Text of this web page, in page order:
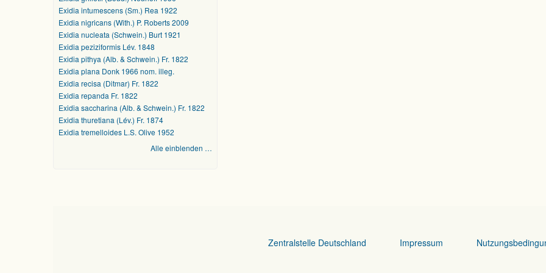
Exidia intumescens (Sm.) Rea 1922
Exidia nigricans (With.) P. Roberts 2009
Exidia nucleata (Schwein.) Burt 1921
Exidia peziziformis Lév. 1848
Exidia pithya (Alb. & Schwein.) Fr. 1822
Exidia plana Donk 1966 nom. illeg.
Exidia recisa (Ditmar) Fr. 1822
Exidia repanda Fr. 1822
Exidia saccharina (Alb. & Schwein.) Fr. 1822
Exidia thuretiana (Lév.) Fr. 1874
Exidia tremelloides L.S. Olive 1952
Alle einblenden …
Zentralstelle Deutschland Impressum